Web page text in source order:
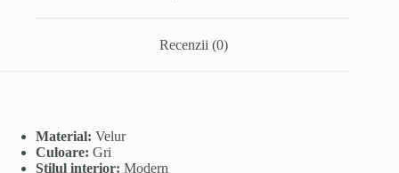
Recenzii (0)
Material: Velur
Culoare: Gri
Stilul interior: Modern